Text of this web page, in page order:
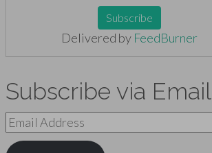
Delivered by FeedBurner
Subscribe via Email
Email
Address